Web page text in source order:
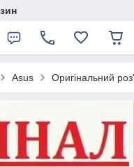
Asus Оригінальний